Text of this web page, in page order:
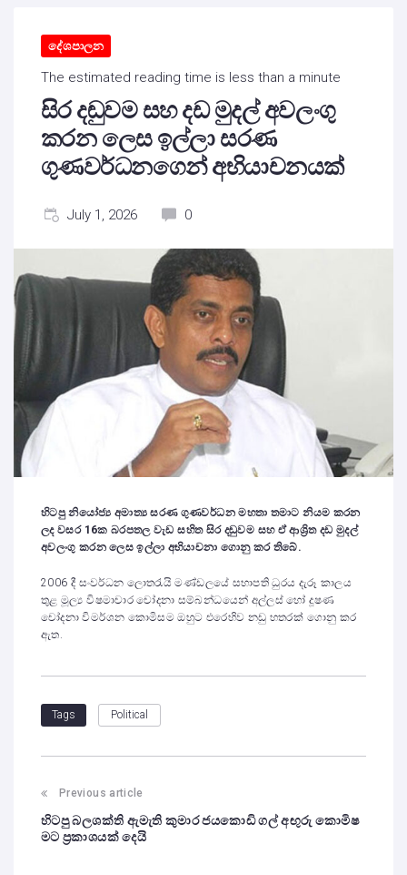
දේශපාලන
The estimated reading time is less than a minute
සිර දඬුවම සහ දඩ මුදල් අවලංගු
කරන ලෙස ඉල්ලා සරණ
ගුණවර්ධනගෙන් අභියාචනයක්
July 1, 2026 0
හිටපු නියෝජ්‍ය අමාත්‍ය සරණ ගුණවර්ධන මහතා තමාට නියම කරන
ලද වසර 16ක බරපතල වැඩ සහිත සිර දඬුවම සහ ඒ ආශ්‍රිත දඩ මුදල්
අවලංගු කරන ලෙස ඉල්ලා අභියාචනා ගොනු කර තිබේ.
2006 දී සංවර්ධන ලොතරැයි මණ්ඩලයේ සභාපති ධුරය දැරූ කාලය
තුළ මූල්‍ය විෂමාචාර චෝදනා සම්බන්ධයෙන් අල්ලස් හෝ දූෂණ
චෝදනා විමර්ශන කොමිසම ඔහුට එරෙහිව නඩු හතරක් ගොනු කර
ඇත.
Tags Political
Previous article
හිටපු බලශක්ති ඇමැති කුමාර ජයකොඩි ගල් අඟුරු කොමිෂ
මට ප්‍රකාශයක් දෙයි